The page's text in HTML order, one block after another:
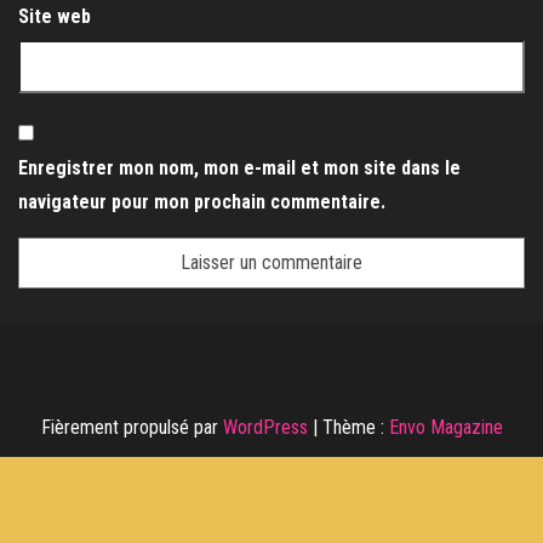
Site web
Enregistrer mon nom, mon e-mail et mon site dans le
navigateur pour mon prochain commentaire.
Fièrement propulsé par WordPress | Thème : Envo Magazine